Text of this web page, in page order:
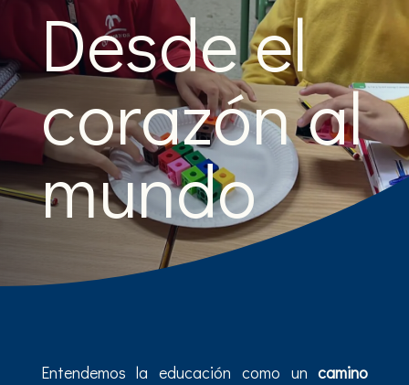
Desde el
corazón al
mundo
Entendemos la educación como uncamino